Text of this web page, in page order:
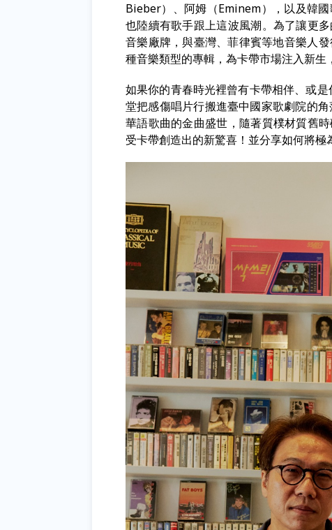
Bieber）、阿姆（Eminem），以及韓
也陸續有歌手跟上這波風潮。為了讓更
音樂廠牌，與臺灣、菲律賓等地音樂人
種音樂類型的專輯，為卡帶市場注入新生，
如果你的青春時光裡曾有卡帶相伴、或
堂把感傷唱片行搬進臺中國家歌劇院的
華語歌曲的金曲盛世，隨著質樸材質舊
受卡帶創造出的新驚喜！ 並分享如何將極